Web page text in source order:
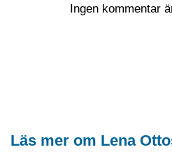
Ingen kommentar
Läs mer om Lena